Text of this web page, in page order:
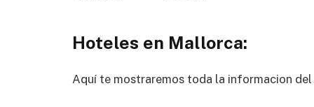
Hoteles en Mallorca:
Aquí te mostraremos toda la informacion del